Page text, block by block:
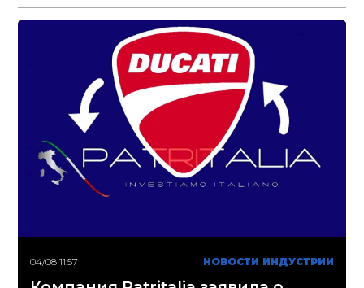
04/08 11:57 НОВОСТИ ИНДУСТРИИ